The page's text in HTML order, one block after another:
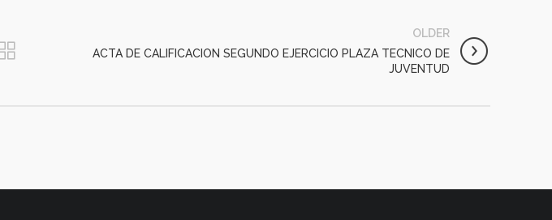
OLDER
ACTA DE CALIFICACION SEGUNDO EJERCICIO PLAZA TECNICO DE
JUVENTUD